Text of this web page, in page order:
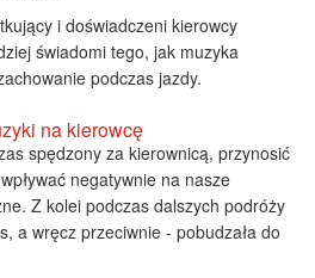
i doświadczeni kierowcy
świadomi tego, jak muzyka
podczas jazdy.
na kierowcę
spędzony za kierownicą, przynosić
negatywnie na nasze
Z kolei podczas dalszych podróży
a wręcz przeciwnie - pobudzała do